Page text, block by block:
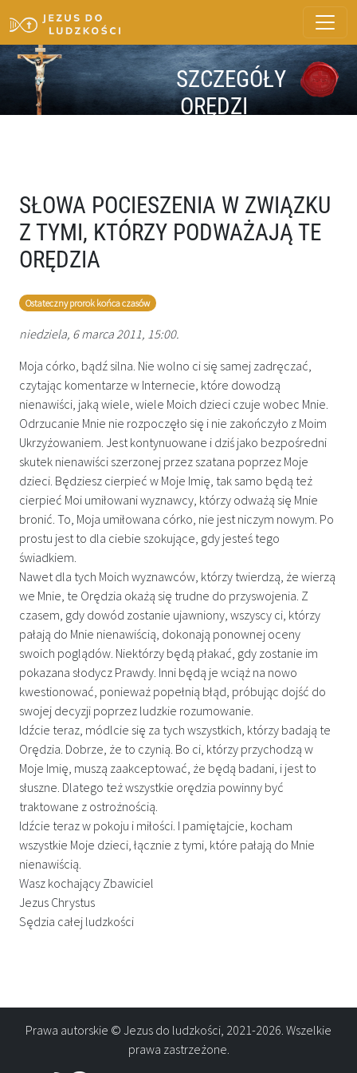
SZCZEGÓŁY
ORĘDZI
SŁOWA POCIESZENIA W ZWIĄZKU
Z TYMI, KTÓRZY PODWAŻAJĄ TE
ORĘDZIA
Ostateczny prorok końca czasów
niedziela, 6 marca 2011, 15:00.
Moja córko, bądź silna. Nie wolno ci się samej zadręczać,
czytając komentarze w Internecie, które dowodzą
nienawiści, jaką wiele, wiele Moich dzieci czuje wobec Mnie.
Odrzucanie Mnie nie rozpoczęło się i nie zakończyło z Moim
Ukrzyżowaniem. Jest kontynuowane i dziś jako bezpośredni
skutek nienawiści szerzonej przez szatana poprzez Moje
dzieci. Będziesz cierpieć w Moje Imię, tak samo będą też
cierpieć Moi umiłowani wyznawcy, którzy odważą się Mnie
bronić. To, Moja umiłowana córko, nie jest niczym nowym. Po
prostu jest to dla ciebie szokujące, gdy jesteś tego
świadkiem.
Nawet dla tych Moich wyznawców, którzy twierdzą, że wierzą
we Mnie, te Orędzia okażą się trudne do przyswojenia. Z
czasem, gdy dowód zostanie ujawniony, wszyscy ci, którzy
pałają do Mnie nienawiścią, dokonają ponownej oceny
swoich poglądów. Niektórzy będą płakać, gdy zostanie im
pokazana słodycz Prawdy. Inni będą je wciąż na nowo
kwestionować, ponieważ popełnią błąd, próbując dojść do
swojej decyzji poprzez ludzkie rozumowanie.
Idźcie teraz, módlcie się za tych wszystkich, którzy badają te
Orędzia. Dobrze, że to czynią. Bo ci, którzy przychodzą w
Moje Imię, muszą zaakceptować, że będą badani, i jest to
słuszne. Dlatego też wszystkie orędzia powinny być
traktowane z ostrożnością.
Idźcie teraz w pokoju i miłości. I pamiętajcie, kocham
wszystkie Moje dzieci, łącznie z tymi, które pałają do Mnie
nienawiścią.
Wasz kochający Zbawiciel
Jezus Chrystus
Sędzia całej ludzkości
Prawa autorskie © Jezus do ludzkości, 2021-2026. Wszelkie
prawa zastrzeżone.